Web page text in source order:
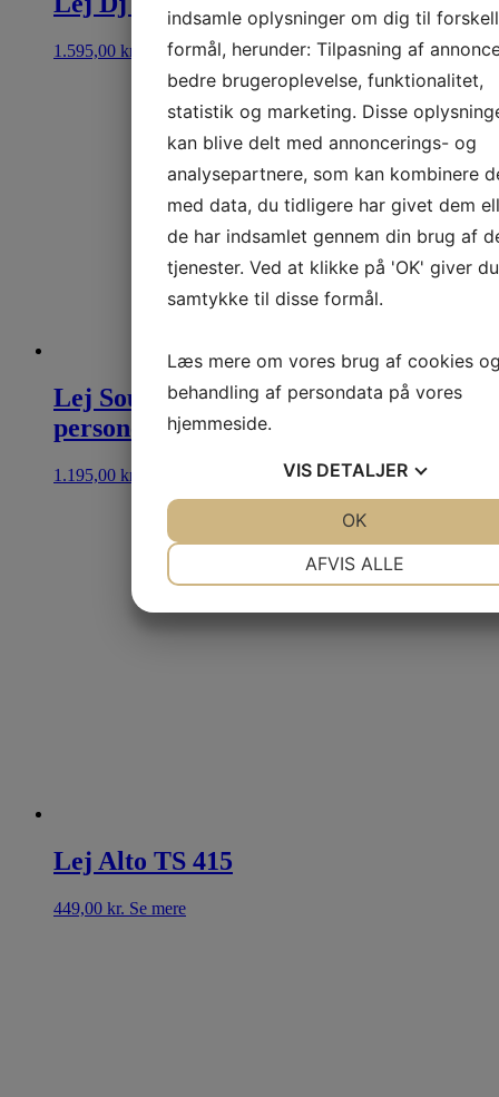
1.595,00 kr. Se mere
Lej Soundboks og lysbar op til 50–55
personer
1.195,00 kr.
Lej Alto TS 415
449,00 kr. Se mere
indsamle oplysninger om dig til
formål, herunder: Tilpasning af
bedre brugeroplevelse, funktionalitet,
statistik og marketing. Disse
kan blive delt med annoncerings- og
analysepartnere, som kan kombinere
med data, du tidligere har givet dem
de har indsamlet gennem din brug af
tjenester. Ved at klikke på 'OK' giver du
samtykke til disse formål.
Læs mere om vores brug af cookies
behandling af persondata på vores
hjemmeside.
VIS DETALJER
AFVIS ALLE
OK